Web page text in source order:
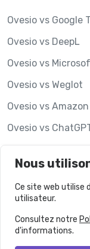
Ovesio vs Google
Ovesio vs DeepL
Ovesio vs
Ovesio vs Weglot
Ovesio vs
Ovesio vs
Ovesio vs
Ovesio vs
Nous
Ce site web utilise
utilisateur.
Consultez notre
d'informations.